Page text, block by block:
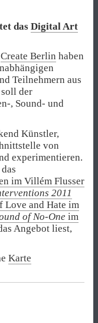
das Digital Art
Create Berlin haben
Teilnehmern aus
der
, Sound- und
Künstler,
von
experimentieren.
im Villém Flusser
2011
Love and Hate im
of No-One im
Angebot liest,
Karte